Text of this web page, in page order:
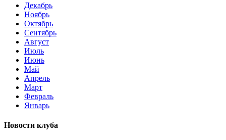
Декабрь
Ноябрь
Октябрь
Сентябрь
Август
Июль
Июнь
Май
Апрель
Март
Февраль
Январь
Новости клуба